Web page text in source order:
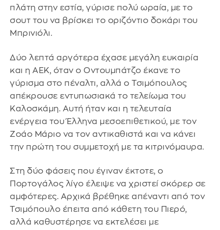
πλάτη στην εστία, γύρισε πολύ ωραία, με το
σουτ του να βρίσκει το οριζόντιο δοκάρι του
Μπρινιόλι.
Δύο λεπτά αργότερα έχασε μεγάλη ευκαιρία
και η ΑΕΚ, όταν ο Οντουμπάτζο έκανε το
γύρισμα στο πέναλτι, αλλά ο Τσιμόπουλος
απέκρουσε εντυπωσιακά το τελείωμα του
Καλοσκάμη. Αυτή ήταν και η τελευταία
ενέργεια του Έλληνα μεσοεπιθετικού, με τον
Ζοάο Μάριο να τον αντικαθιστά και να κάνει
την πρώτη του συμμετοχή με τα κιτρινόμαυρα.
Στη δύο φάσεις που έγιναν έκτοτε, ο
Πορτογάλος λίγο έλειψε να χριστεί σκόρερ σε
αμφότερες. Αρχικά βρέθηκε απέναντι από τον
Τσιμόπουλο έπειτα από κάθετη του Πιερό,
αλλά καθυστέρησε να εκτελέσει με